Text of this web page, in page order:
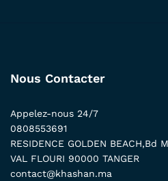
Nous Contacter
Appelez-nous 24/7
0808553691
RESIDENCE GOLDEN BEACH,Bd
VAL FLOURI 90000 TANGER
contact@khashan.ma